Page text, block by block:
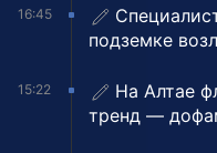
16:45
подземке
15:22
На Алтае
тренд —